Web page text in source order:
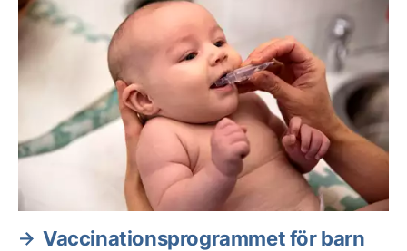
Vaccinationsprogrammet för barn